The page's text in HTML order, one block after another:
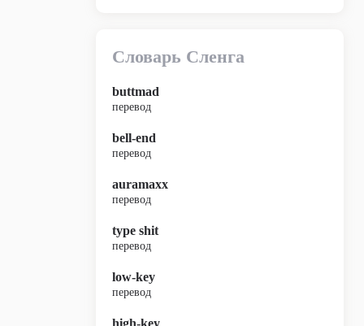
Словарь Сленга
buttmad
перевод
bell-end
перевод
auramaxx
перевод
type shit
перевод
low-key
перевод
high-key